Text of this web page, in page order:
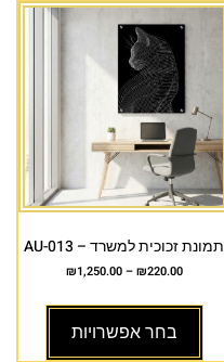
תמונת זכוכית למשרד – AU-013
₪220.00
–
₪1,250.00
בחר אפשרויות